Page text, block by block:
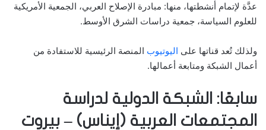
عدَّة لإتمام أنشطتها، منها: مبادرة الإصلاح العربي، الجمعية الأمريكية
للعلوم السياسة، جمعية دراسات الشرق الأوسط.
ولذلك تُعد قناتها على اليوتيوب المنصة الرئيسية للاستفادة من
أعمال الشبكة ومتابعة أعمالها.
سابعًا: الشبكة الدولية لدراسة
المجتمعات العربية (إيناس) – بيروت